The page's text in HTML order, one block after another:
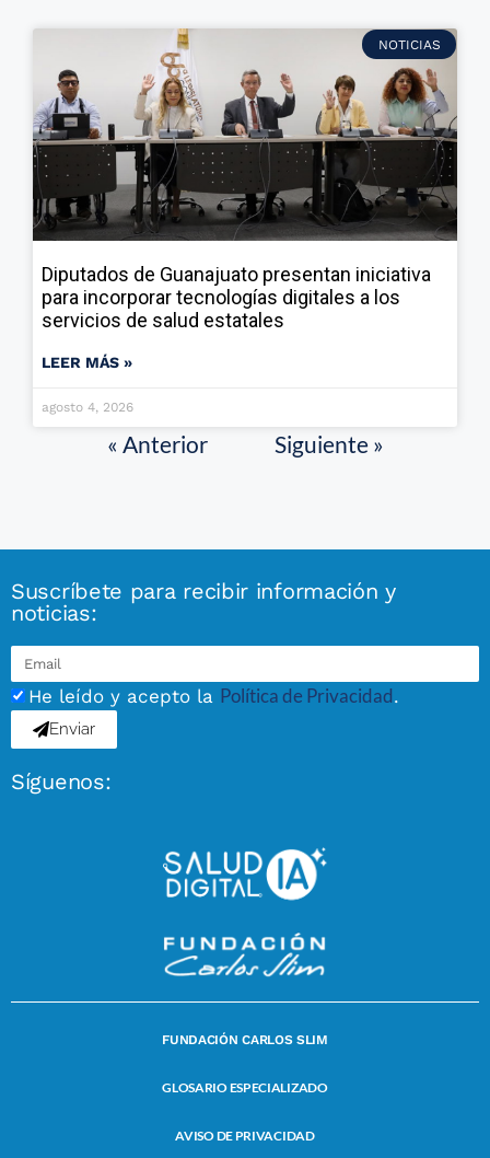
NOTICIAS
Diputados de Guanajuato presentan iniciativa
para incorporar tecnologías digitales a los
servicios de salud estatales
LEER MÁS »
agosto 4, 2026
« Anterior Siguiente »
Suscríbete para recibir información y
noticias:
He leído y acepto la Política de Privacidad.
Enviar
Síguenos:
FUNDACIÓN CARLOS SLIM
GLOSARIO ESPECIALIZADO
AVISO DE PRIVACIDAD